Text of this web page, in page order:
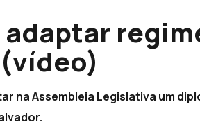
adaptar
na Assembleia Legislativa um